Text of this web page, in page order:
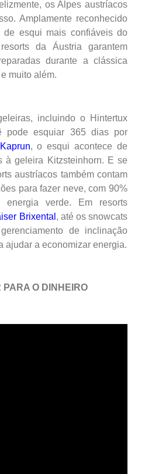
os Alpes austríacos
Amplamente reconhecido
esqui mais confiáveis ​​do
da Áustria garantem
durante a clássica
muito além.
incluindo o Hintertux
pode esquiar 365 dias por
, o esqui acontece de
à geleira Kitzsteinhorn. E se
austríacos também contam
para fazer neve, com 90%
energia verde. Em resorts
Brixental , até os snowcats
de inclinação
ajudar a economizar energia.
PARA O DINHEIRO